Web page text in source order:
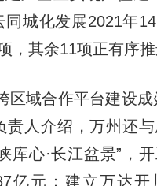
城化发展2021年
，其余11项正有序推
域合作平台建设成
责人介绍，万州还
库心·长江盆景”，开
亿元；建立万达开